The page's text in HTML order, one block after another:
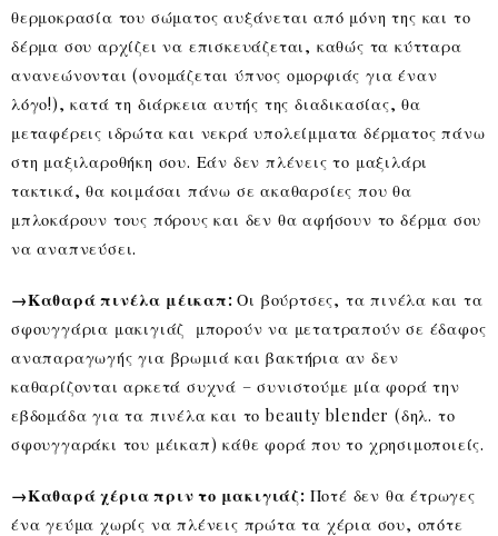
θερμοκρασία του σώματος αυξάνεται από μόνη της και το
δέρμα σου αρχίζει να επισκευάζεται, καθώς τα κύτταρα
ανανεώνονται (ονομάζεται ύπνος ομορφιάς για έναν
λόγο!), κατά τη διάρκεια αυτής της διαδικασίας, θα
μεταφέρεις ιδρώτα και νεκρά υπολείμματα δέρματος πάνω
στη μαξιλαροθήκη σου. Εάν δεν πλένεις το μαξιλάρι
τακτικά, θα κοιμάσαι πάνω σε ακαθαρσίες που θα
μπλοκάρουν τους πόρους και δεν θα αφήσουν το δέρμα σου
να αναπνεύσει.
→Καθαρά πινέλα μέικαπ:Οι βούρτσες, τα πινέλα και τα
σφουγγάρια μακιγιάζ μπορούν να μετατραπούν σε έδαφος
αναπαραγωγής για βρωμιά και βακτήρια αν δεν
καθαρίζονται αρκετά συχνά – συνιστούμε μία φορά την
εβδομάδα για τα πινέλα και το beauty blender (δηλ. το
σφουγγαράκι του μέικαπ) κάθε φορά που το χρησιμοποιείς.
→Καθαρά χέρια πριν το μακιγιάζ: Ποτέ δεν θα έτρωγες
ένα γεύμα χωρίς να πλένεις πρώτα τα χέρια σου, οπότε